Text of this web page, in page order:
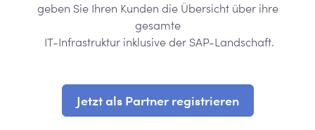
geben Sie Ihren Kunden die Übersicht über ihre
gesamte
IT-Infrastruktur inklusive der SAP-Landschaft.
Jetzt als Partner registrieren